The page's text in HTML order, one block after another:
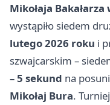
Mikołaja Bakałarza
wystąpiło siedem
lutego 2026 roku i
szwajcarskim –
– 5 sekund na
Mikołaj Bura.